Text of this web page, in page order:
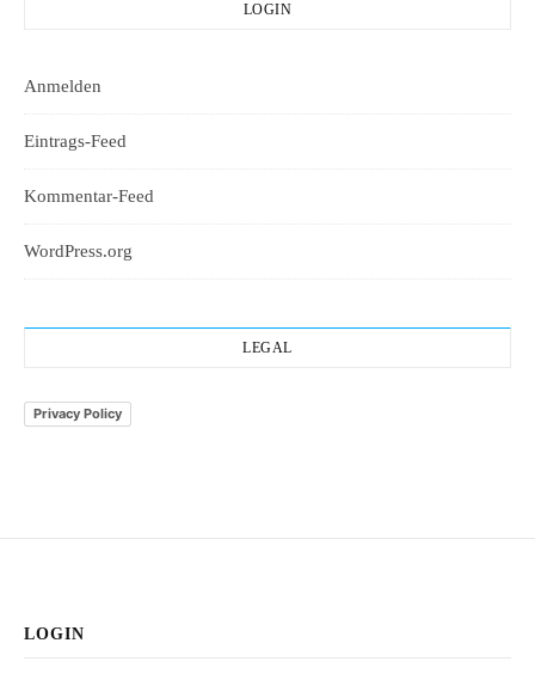
LOGIN
Anmelden
Eintrags-Feed
Kommentar-Feed
WordPress.org
LEGAL
Privacy Policy
LOGIN